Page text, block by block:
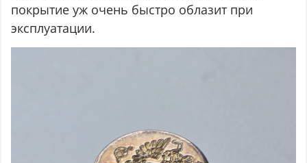
покрытие уж очень быстро облазит при
эксплуатации.